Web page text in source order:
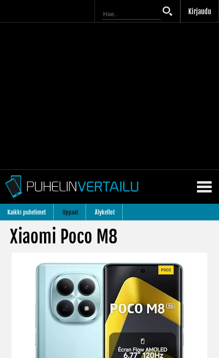
Kirjaudu
Kaikki puhelimet Oppaat Älykellot
Xiaomi Poco M8